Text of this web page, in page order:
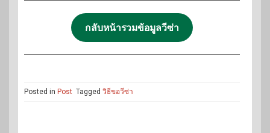
กลับหน้ารวมข้อมูลวีซ่า
Posted in Post Tagged วิธีขอวีซ่า